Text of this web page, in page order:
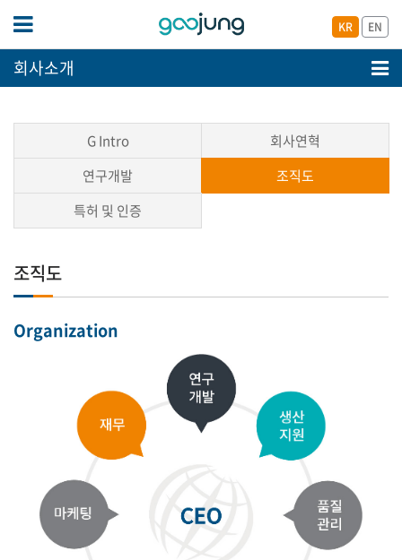
KR EN
회사소개
G Intro
회사연혁
연구개발
조직도
특허 및 인증
조직도
Organization